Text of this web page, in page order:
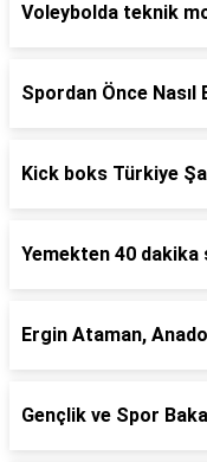
Voleybolda teknik
Spordan Önce Nasıl
Kick boks Türkiye
Yemekten 40 dakika
Ergin Ataman,
Gençlik ve Spor